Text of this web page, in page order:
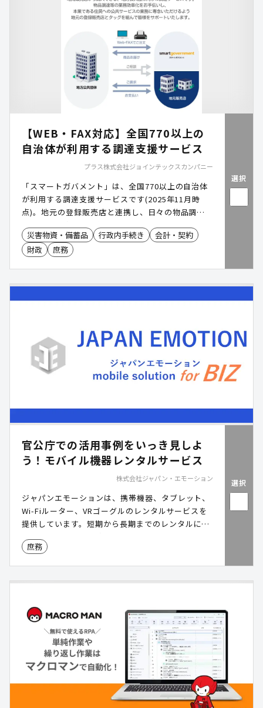
【WEB・FAX対応】全国770以上の
自治体が利用する調達支援サービス
プラス株式会社ジョインテックスカンパニー
「スマートガバメント」は、全国770以上の自治体
が利用する調達支援サービスです(2025年11月時
点)。​地元の登録販売店と連携し、日々の物品調
達・管理業務を効率化。専用のWEBサイトやカタロ
グ冊子を通じて簡単に選定・発注できます。
災害物資・備蓄品 行政内手続き
会計・契約
財政
庶務
選択
官公庁での活用事例をいっき見しよ
う！モバイル機器レンタルサービス
株式会社ジャパン・エモーション
ジャパンエモーションは、携帯機器、タブレット、
Wi-Fiルーター、VRゴーグルのレンタルサービスを
提供しています。短期から長期までのレンタルに対
応し、イベントや業務などに幅広く活用されていま
す。
庶務
選択